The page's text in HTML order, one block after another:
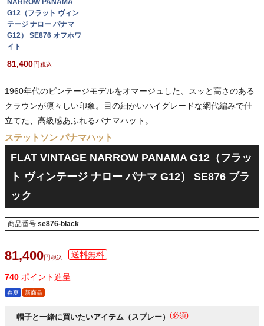
NARROW PANAMA
G12（フラット ヴィン
テージ ナロー パナマ
G12） SE876 オフホワ
イト
81,400 税込
1960年代のビンテージモデルをオマージュした、スッと高さのある
クラウンが凛々しい印象。目の細かいハイグレードな網代編みで仕
立てた、高級感あふれるパナマハット。
ステットソン パナマハット
FLAT VINTAGE NARROW PANAMA G12（フラッ
ト ヴィンテージ ナロー パナマ G12） SE876 ブラ
ック
商品番号 se876-black
81,400 税込
740 ポイント進呈
春夏 新商品
帽子と一緒に買いたいアイテム（スプレー） (必須)